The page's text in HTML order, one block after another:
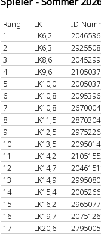
Rang LK
ID-
1
LK6,2
2
LK6,3
3
LK8,6
4
LK9,6
5
LK10,0
6
LK10,8
7
LK10,8
8
LK11,5
9
LK12,5
10
LK13,5
11
LK14,2
12
LK14,7
13
LK14,9
14
LK15,4
15
LK16,2
16
LK19,7
17
LK20,6